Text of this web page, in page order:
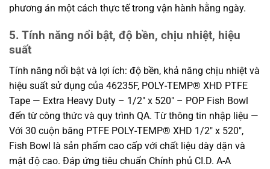
phương án một cách thực tế trong vận hành hằng ngày.
5. Tính năng nổi bật, độ bền, chịu nhiệt, hiệu
suất
Tính năng nổi bật và lợi ích: độ bền, khả năng chịu nhiệt và
hiệu suất sử dụng của 46235F, POLY-TEMP® XHD PTFE
Tape — Extra Heavy Duty – 1/2″ x 520″ – POP Fish Bowl
đến từ công thức và quy trình QA. Từ thông tin nhập liệu —
Với 30 cuộn băng PTFE POLY-TEMP® XHD 1/2″ x 520″,
Fish Bowl là sản phẩm cao cấp với chất liệu dày dặn và
mật độ cao. Đáp ứng tiêu chuẩn Chính phủ CI.D. A-A